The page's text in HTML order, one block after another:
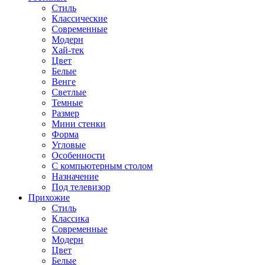
Стиль
Классические
Современные
Модерн
Хай-тек
Цвет
Белые
Венге
Светлые
Темные
Размер
Мини стенки
Форма
Угловые
Особенности
С компьютерным столом
Назначение
Под телевизор
Прихожие
Стиль
Классика
Современные
Модерн
Цвет
Белые